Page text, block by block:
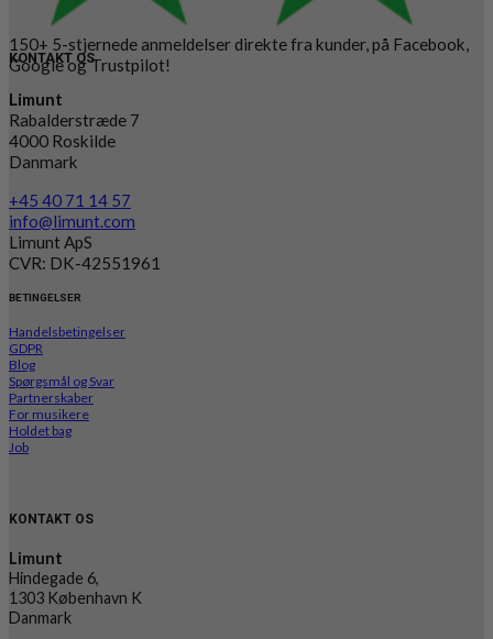
150+ 5-stjernede anmeldelser direkte fra kunder, på Facebook,
Google og Trustpilot!
KONTAKT OS
Limunt
Rabalderstræde 7
4000 Roskilde
Danmark
+45 40 71 14 57
info@limunt.com
Limunt ApS
CVR: DK-42551961
BETINGELSER
Handelsbetingelser
GDPR
Blog
Spørgsmål og Svar
Partnerskaber
For musikere
Holdet bag
Job
KONTAKT OS
Limunt
Hindegade 6,
1303 København K
Danmark